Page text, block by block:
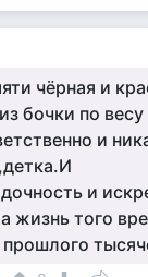
чёрная и
бочки по
и
и
жизнь того